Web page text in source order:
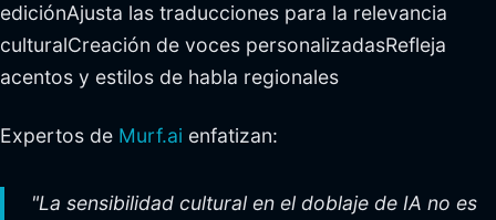
ediciónAjusta las traducciones para la relevancia
culturalCreación de voces personalizadasRefleja
acentos y estilos de habla regionales
Expertos de Murf.ai enfatizan:
"La sensibilidad cultural en el doblaje de IA no es